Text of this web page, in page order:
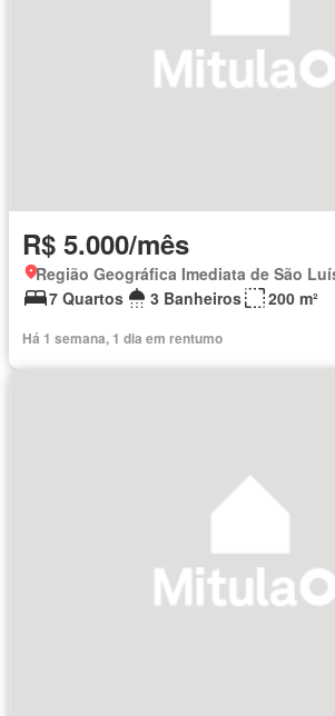
R$ 5.000/mês
Região Geográfica Imediata de São
7 Quartos
3 Banheiros 200 m²
Há 1 semana, 1 dia em rentumo